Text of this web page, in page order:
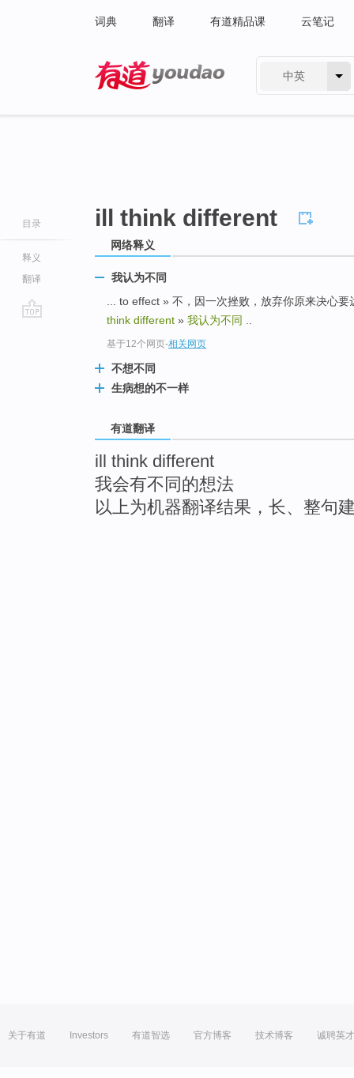
词典 翻译 有道精品课 云笔记
中英
目录
释义
翻译
ill think different
网络释义
我认为不同
... to effect » 不，因一次挫败，放弃你原来决心
think different » 我认为不同
基于12个网页-相关网页
不想不同
生病想的不一样
有道翻译
ill think different
我会有不同的想法
以上为机器翻译结果，长、整句
关于有道 Investors 有道智选 官方博客 技术博客 诚聘英才